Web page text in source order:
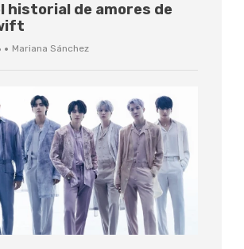
historial de amores de
· Mariana Sánchez